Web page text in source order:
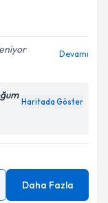
Devamı
Haritada Göster
Daha Fazla